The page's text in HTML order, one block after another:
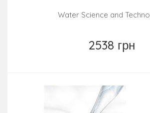
Water Science and
2538 грн